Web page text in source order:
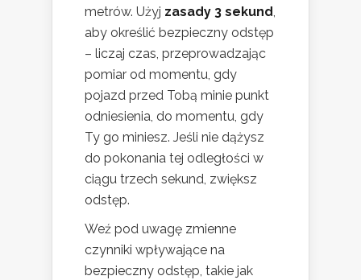
metrów. Użyj zasady 3 sekund
aby określić bezpieczny odstęp
– liczaj czas, przeprowadzając
pomiar od momentu, gdy
pojazd przed Tobą minie punkt
odniesienia, do momentu, gdy
Ty go miniesz. Jeśli nie dążysz
do pokonania tej odległości w
ciągu trzech sekund, zwiększ
odstęp.
Weź pod uwagę zmienne
czynniki wpływające na
bezpieczny odstęp, takie jak